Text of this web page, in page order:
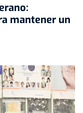
mantener un